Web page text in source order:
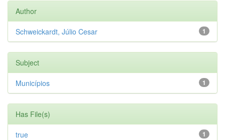
Author
1
Schweickardt, Júlio Cesar
Subject
1
Municípios
Has File(s)
1
true